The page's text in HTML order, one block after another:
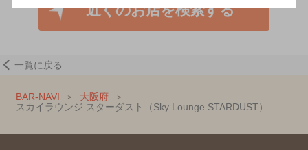
近くのお店を検索する
一覧に戻る
BAR-NAVI
大阪府
スカイラウンジ スターダスト（Sky Lounge STARDUST）